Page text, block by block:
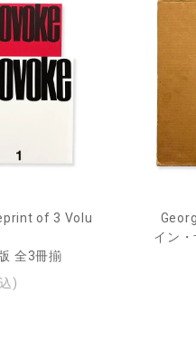
of 3 Volu
全3冊揃
)
イン